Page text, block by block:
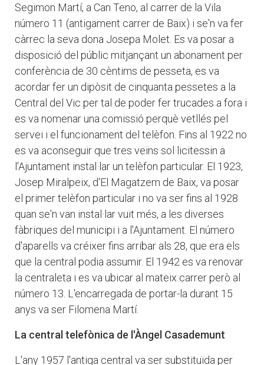
Segimon Martí, a Can Teno, al carrer de la Vila
número 11 (antigament carrer de Baix) i se'n va fer
càrrec la seva dona Josepa Molet. Es va posar a
disposició del públic mitjançant un abonament per
conferència de 30 cèntims de pesseta, es va
acordar fer un dipòsit de cinquanta pessetes a la
Central del Vic per tal de poder fer trucades a fora i
es va nomenar una comissió perquè vetllés pel
servei i el funcionament del telèfon. Fins al 1922 no
es va aconseguir que tres veïns sol·licitessin a
l'Ajuntament instal·lar un telèfon particular. El 1923,
Josep Miralpeix, d'El Magatzem de Baix, va posar
el primer telèfon particular i no va ser fins al 1928
quan se'n van instal·lar vuit més, a les diverses
fàbriques del municipi i a l'Ajuntament. El número
d'aparells va créixer fins arribar als 28, que era els
que la central podia assumir. El 1942 es va renovar
la centraleta i es va ubicar al mateix carrer però al
número 13. L'encarregada de portar-la durant 15
anys va ser Filomena Martí.
La central telefònica de l'Àngel Casademunt
L'any 1957 l'antiga central va ser substituïda per